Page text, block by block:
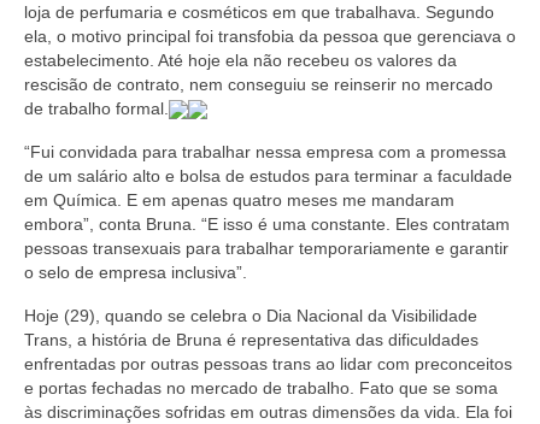
loja de perfumaria e cosméticos em que trabalhava. Segundo
ela, o motivo principal foi transfobia da pessoa que gerenciava o
estabelecimento. Até hoje ela não recebeu os valores da
rescisão de contrato, nem conseguiu se reinserir no mercado
de trabalho formal.
“Fui convidada para trabalhar nessa empresa com a promessa
de um salário alto e bolsa de estudos para terminar a faculdade
em Química. E em apenas quatro meses me mandaram
embora”, conta Bruna. “E isso é uma constante. Eles contratam
pessoas transexuais para trabalhar temporariamente e garantir
o selo de empresa inclusiva”.
Hoje (29), quando se celebra o Dia Nacional da Visibilidade
Trans, a história de Bruna é representativa das dificuldades
enfrentadas por outras pessoas trans ao lidar com preconceitos
e portas fechadas no mercado de trabalho. Fato que se soma
às discriminações sofridas em outras dimensões da vida. Ela foi